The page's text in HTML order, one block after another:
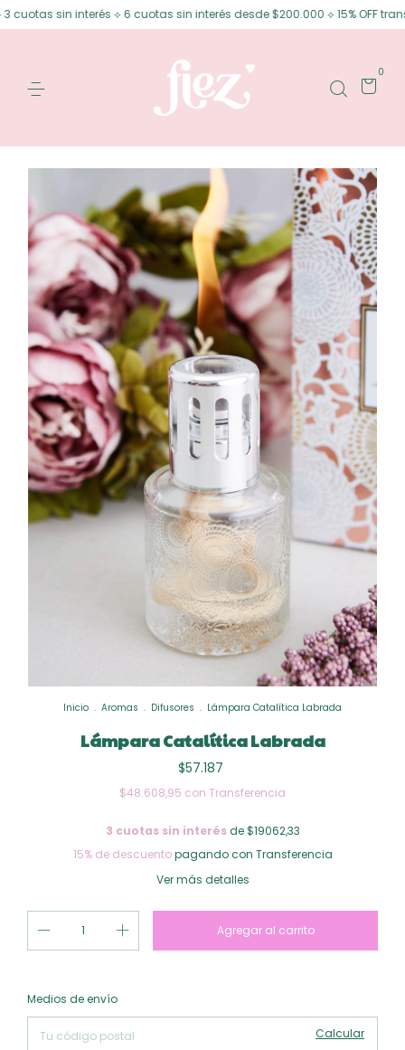
interés ⟡ 6 cuotas sin interés desde $200.000 ⟡ 15% OFF
0
Inicio . Aromas . Difusores . Lámpara Catalítica Labrada
Lámpara Catalítica Labrada
$57.187
$48.608,95 con Transferencia
3 cuotas sin interésde $19062,33
15% de descuentopagando con Transferencia
Ver más detalles
Entregas para el CP:
Medios de envío
Calcular